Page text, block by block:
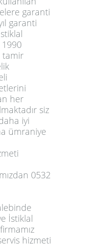
garanti
garanti
tamir
her
siz
iyi
ümraniye
0532
İstiklal
hizmeti